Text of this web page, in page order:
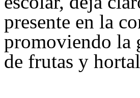
presente en la
promoviendo la
de frutas y